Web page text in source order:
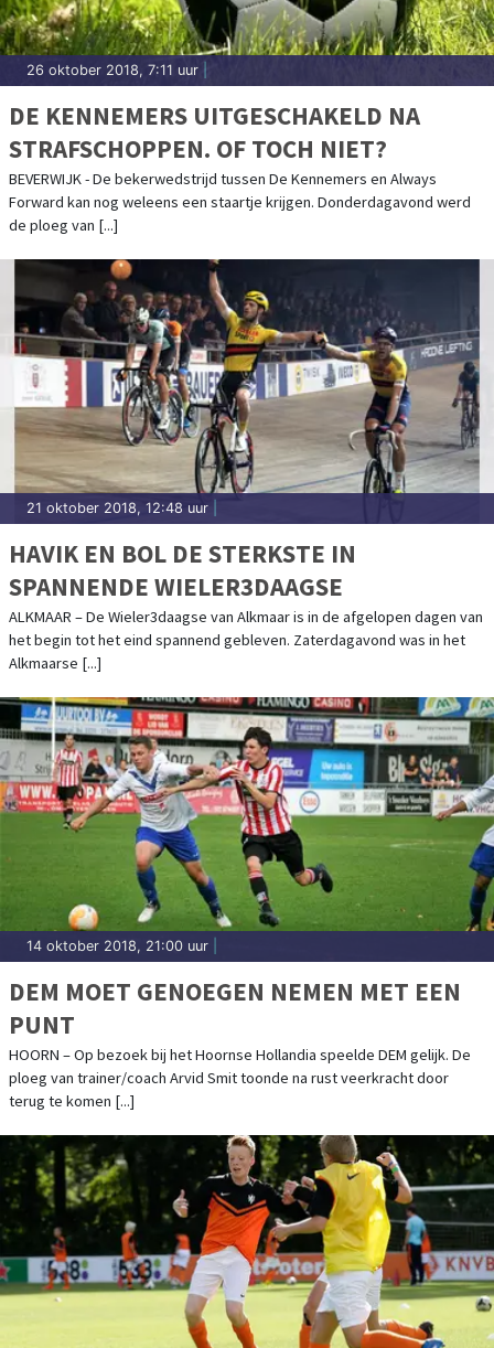
26 oktober 2018, 7:11 uur
DE KENNEMERS UITGESCHAKELD NA
STRAFSCHOPPEN. OF TOCH NIET?
BEVERWIJK - De bekerwedstrijd tussen De Kennemers en Always
Forward kan nog weleens een staartje krijgen. Donderdagavond werd
de ploeg van [...]
21 oktober 2018, 12:48 uur
HAVIK EN BOL DE STERKSTE IN
SPANNENDE WIELER3DAAGSE
ALKMAAR – De Wieler3daagse van Alkmaar is in de afgelopen dagen van
het begin tot het eind spannend gebleven. Zaterdagavond was in het
Alkmaarse [...]
14 oktober 2018, 21:00 uur
DEM MOET GENOEGEN NEMEN MET EEN
PUNT
HOORN – Op bezoek bij het Hoornse Hollandia speelde DEM gelijk. De
ploeg van trainer/coach Arvid Smit toonde na rust veerkracht door
terug te komen [...]